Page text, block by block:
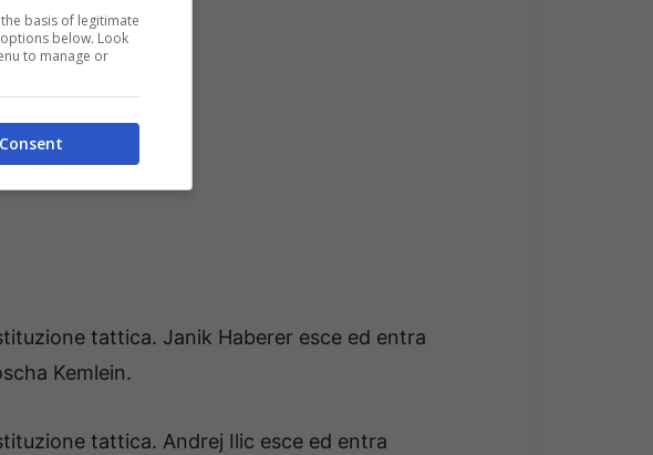
tattica. Janik Haberer esce ed entra
Kemlein.
tattica. Andrej Ilic esce ed entra
basis of legitimate
below. Look
to manage or
Consent